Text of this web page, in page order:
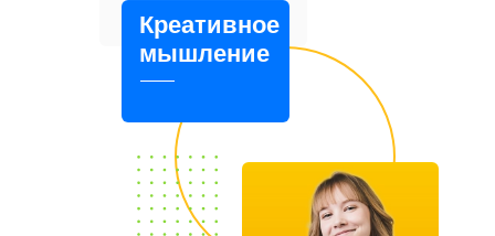
Креативное
мышление